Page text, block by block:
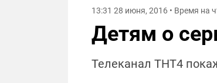
13:31 28 июня, 2016 • Время на
Детям о
Телеканал ТНТ4